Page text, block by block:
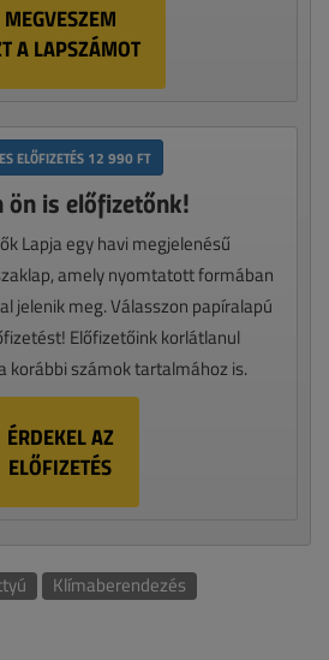
MEGVESZEM
A LAPSZÁMOT
ELŐFIZETÉS 12 990 FT
ön is előfizetőnk!
Lapja egy havi megjelenésű
amely nyomtatott formában
jelenik meg. Válasszon papíralapú
Előfizetőink korlátlanul
korábbi számok tartalmához is.
ÉRDEKEL AZ
ELŐFIZETÉS
Klímaberendezés